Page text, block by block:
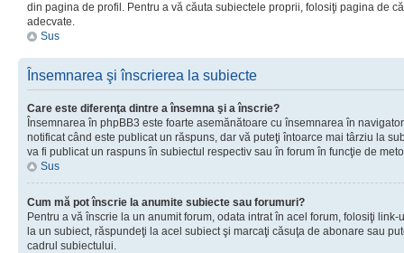
din pagina de profil. Pentru a vă căuta subiectele proprii, folosiţi pagina de
adecvate.
Sus
Însemnarea şi înscrierea la subiecte
Care este diferenţa dintre a însemna şi a înscrie?
Însemnarea în phpBB3 este foarte asemănătoare cu însemnarea în
notificat când este publicat un răspuns, dar vă puteţi întoarce mai târziu la
va fi publicat un raspuns în subiectul respectiv sau în forum în funcţie de
Sus
Cum mă pot înscrie la anumite subiecte sau forumuri?
Pentru a vă înscrie la un anumit forum, odata intrat în acel forum, folosiţi
la un subiect, răspundeţi la acel subiect şi marcaţi căsuţa de abonare sau
cadrul subiectului.